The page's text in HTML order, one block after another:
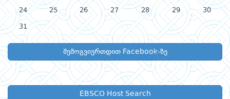
24 25 26 27 28 29 30
31
შემოგვიერთდით Facebook-ზე
EBSCO Host Search